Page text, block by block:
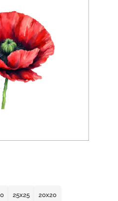
25x25 20x20